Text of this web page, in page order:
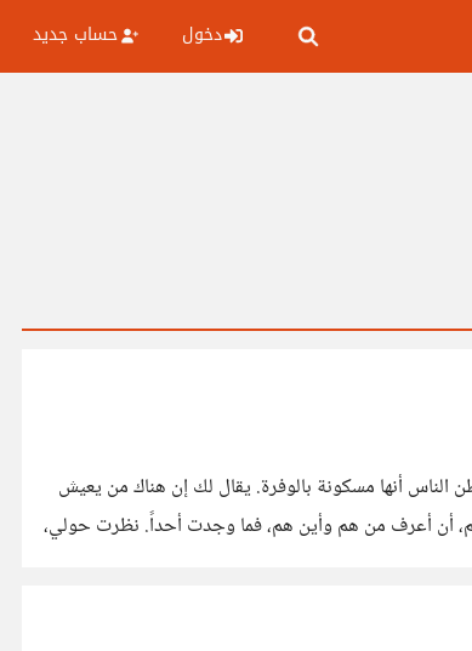
دخول حساب جديد
الراقية، أو الأماكن التي يظن الناس أنها مسكونة بالوفرة. يقال لك إن هناك من يعيش
عيشة الملوك، وإن هناك طبقة خفية تملك كل شيء، تشتري ولا تنتهي، وتسكن حيث لا نسكن. وقد حاولت طويلاً أن أبحث عن هؤلاء، أن أضع يدي عليهم، أن أعرف من هم وأين هم، فما وجدت أحداً. نظرت حولي،